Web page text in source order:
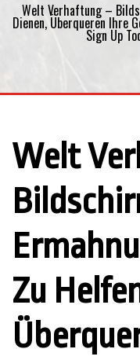
Welt Verhaftung –
Dienen, Überqueren Ihre
Sign Up
Welt
Zu